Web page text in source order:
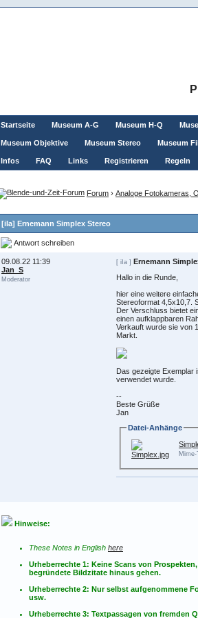
Startseite Museum A-G Museum H-Q
Museum Objektive Museum Stereo Museum
Infos FAQ Links Registrieren Regeln
Forum › Analoge Fotokameras,
[iIa] Ernemann Simplex Stereo
Antwort schreiben
09.08.22 11:39
Jan_S
Moderator
[ iIa ] Ernemann
Hallo in die Runde,
hier eine weitere
Stereoformat 4,5x10,7.
Der Verschluss bietet
einen aufklappbaren
Verkauft wurde sie von
Markt.
Das gezeigte Exemplar
verwendet wurde.
--
Beste Grüße
Jan
Datei-Anhänge
Hinweise:
These Notes in English here
Urheberrechte 1: Keine Scans von
begründete Bildzitate hinaus gehen.
Urheberrechte 2: Nur selbst aufgenommene
usw.
Urheberrechte 3: Textpassagen von fremden